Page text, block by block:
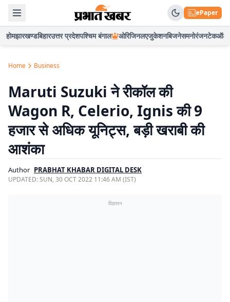
ePaper
होमझारखण्डबिहारउत्तर प्रदेशपश्चिम बंगाल ओरिजिनलएजुकेशनबिजनेसमनोरंजनटेकऑटो
Home Business
Maruti Suzuki ने रीकॉल की
Wagon R, Celerio, Ignis की 9
हजार से अधिक यूनिट्स, बड़ी खराबी की
आशंका
Author PRABHAT KHABAR DIGITAL DESK
UPDATED:SUN, 30 OCT 2022 11:46 AM (IST)
विज्ञापन